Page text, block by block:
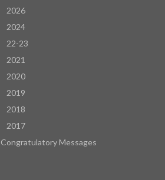
2026
2024
22-23
2021
2020
2019
2018
2017
Congratulatory Messages